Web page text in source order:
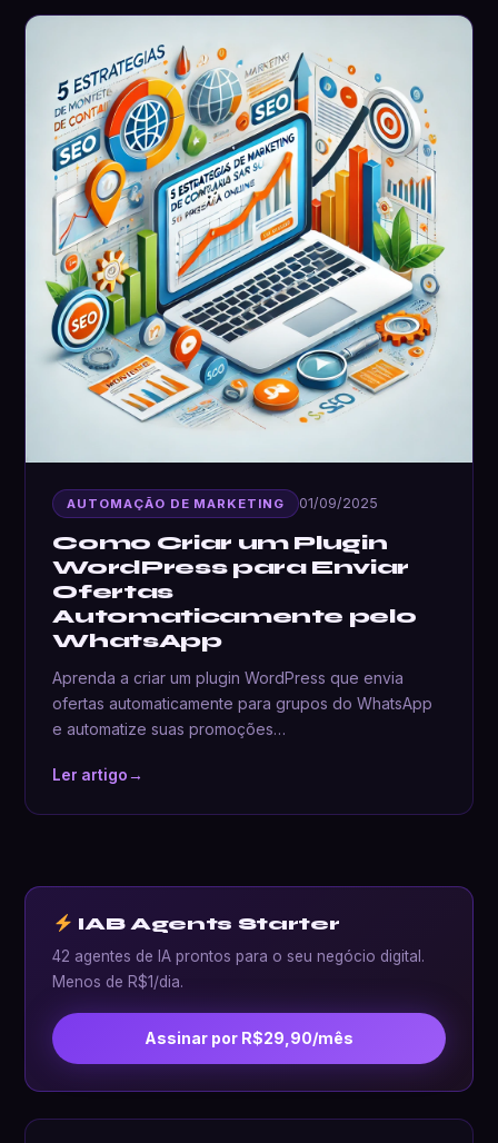
AUTOMAÇÃO DE MARKETING 01/09/2025
Como Criar um Plugin
WordPress para Enviar
Ofertas
Automaticamente pelo
WhatsApp
Aprenda a criar um plugin WordPress que envia
ofertas automaticamente para grupos do WhatsApp
e automatize suas promoções…
Ler artigo→
IAB Agents Starter
42 agentes de IA prontos para o seu negócio digital.
Menos de R$1/dia.
Assinar por R$29,90/mês